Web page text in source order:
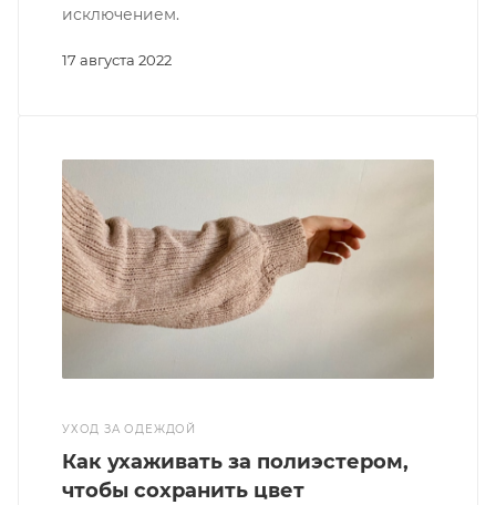
17 августа 2022
исключением.
УХОД ЗА ОДЕЖДОЙ
Как ухаживать за полиэстером,
чтобы сохранить цвет